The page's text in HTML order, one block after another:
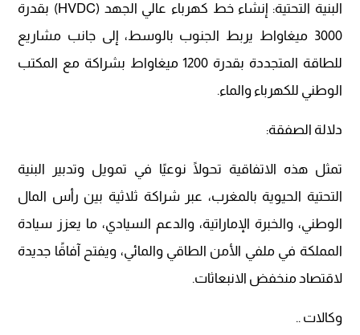
البنية التحتية: إنشاء خط كهرباء عالي الجهد (HVDC) بقدرة
3000 ميغاواط يربط الجنوب بالوسط، إلى جانب مشاريع
للطاقة المتجددة بقدرة 1200 ميغاواط بشراكة مع المكتب
الوطني للكهرباء والماء.
دلالة الصفقة:
تمثل هذه الاتفاقية تحولًا نوعيًا في تمويل وتدبير البنية
التحتية الحيوية بالمغرب، عبر شراكة ثلاثية بين رأس المال
الوطني، والخبرة الإماراتية، والدعم السيادي، ما يعزز سيادة
المملكة في ملفي الأمن الطاقي والمائي، ويفتح آفاقًا جديدة
لاقتصاد منخفض الانبعاثات.
وكالات ..